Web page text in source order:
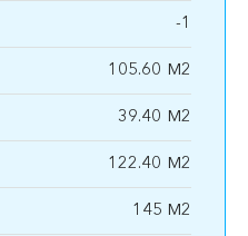
145 M2
-1
105.60
122.40
39.40